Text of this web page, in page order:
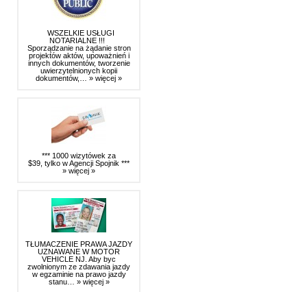
WSZELKIE USŁUGI
NOTARIALNE !!!
Sporządzanie na żądanie stron
projektów aktów, upoważnień i
innych dokumentów, tworzenie
uwierzytelnionych kopii
dokumentów,… » więcej »
*** 1000 wizytówek za
$39, tylko w Agencji Spojnik ***
» więcej »
TŁUMACZENIE PRAWA JAZDY
UZNAWANE W MOTOR
VEHICLE NJ. Aby byc
zwolnionym ze zdawania jazdy
w egzaminie na prawo jazdy
stanu… » więcej »